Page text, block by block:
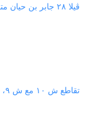
ڤيلا ٢٨ جابر